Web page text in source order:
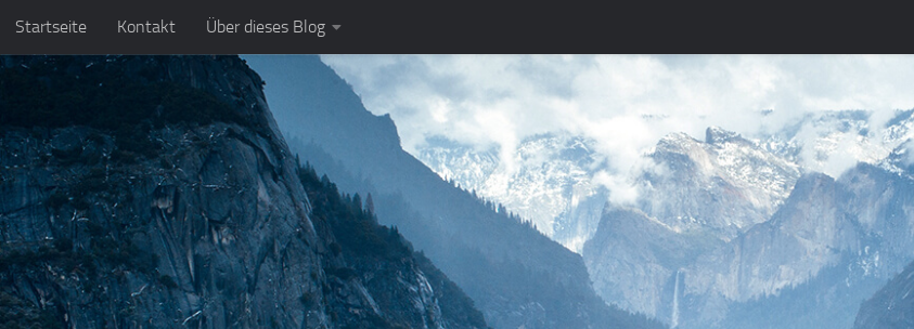
Zum Inhalt springen
Startseite Kontakt Über dieses Blog